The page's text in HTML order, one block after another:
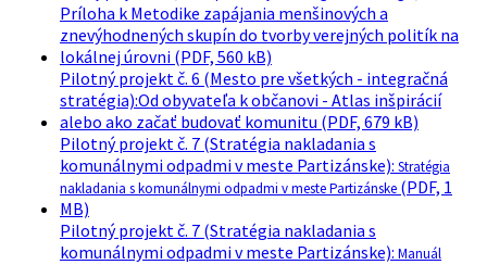
Príloha k Metodike zapájania menšinových a
znevýhodnených skupín do tvorby verejných politík na
lokálnej úrovni (PDF, 560 kB)
Pilotný projekt č. 6 (Mesto pre všetkých - integračná
stratégia):Od obyvateľa k občanovi - Atlas inšpirácií
alebo ako začať budovať komunitu (PDF, 679 kB)
Pilotný projekt č. 7 (Stratégia nakladania s
komunálnymi odpadmi v meste Partizánske): Stratégia
nakladania s komunálnymi odpadmi v meste Partizánske (PDF, 1
MB)
Pilotný projekt č. 7 (Stratégia nakladania s
komunálnymi odpadmi v meste Partizánske): Manuál